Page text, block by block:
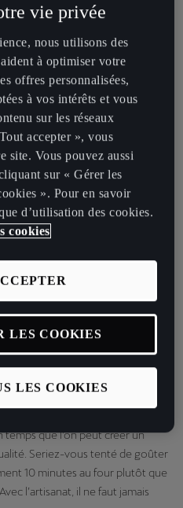
sacs en cuir de qualité ? Quelle
?
vieux sacs aux sacs flambant
« vieilli », et préférons les
accessoires que vous portez
vie. Seul le temps peut
aux articles en cuir. Selon nous,
des produits d’excellente
que la sophistication et la
temps que l’on peut créer un
Seriez-vous tenté de goûter
10 minutes au four plutôt que
l’artisanat, il ne faut jamais
vie privée
nous utilisons des
à optimiser votre
offres personnalisées,
à vos intérêts et vous
sur les réseaux
accepter », vous
site. Vous pouvez aussi
sur « Gérer les
». Pour en savoir
d’utilisation des cookies.
cookies
LES COOKIES
LES COOKIES